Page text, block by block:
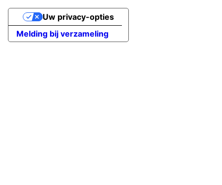
Melding bij verzameling
Uw privacy-opties